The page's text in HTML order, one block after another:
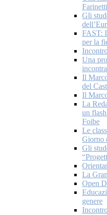
Farinetti
Gli
FAST:
per la
Una
Il
del
Il
La
un
Foibe
Le
Giorno
Gli
La
Open
genere